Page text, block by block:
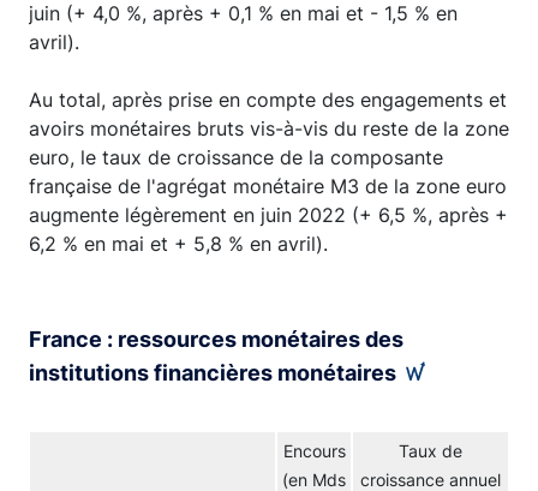
juin (+ 4,0 %, après + 0,1 % en mai et - 1,5 % en
avril).
Au total, après prise en compte des engagements et
avoirs monétaires bruts vis-à-vis du reste de la zone
euro, le taux de croissance de la composante
française de l'agrégat monétaire M3 de la zone euro
augmente légèrement en juin 2022 (+ 6,5 %, après +
6,2 % en mai et + 5,8 % en avril).
France : ressources monétaires des
institutions financières monétaires
Encours
(en Mds
Taux de
croissance annuel